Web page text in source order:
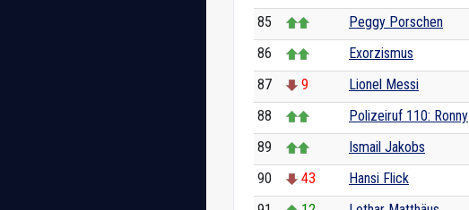
85
Peggy Porschen
86
Exorzismus
87
9 Lionel Messi
88
Polizeiruf 110: Ronny
89
Ismail Jakobs
90
43 Hansi Flick